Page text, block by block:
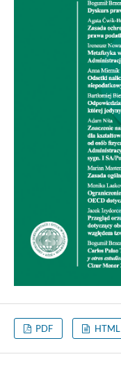
PDF HTML